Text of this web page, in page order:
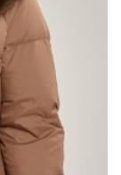
делает её
состав и